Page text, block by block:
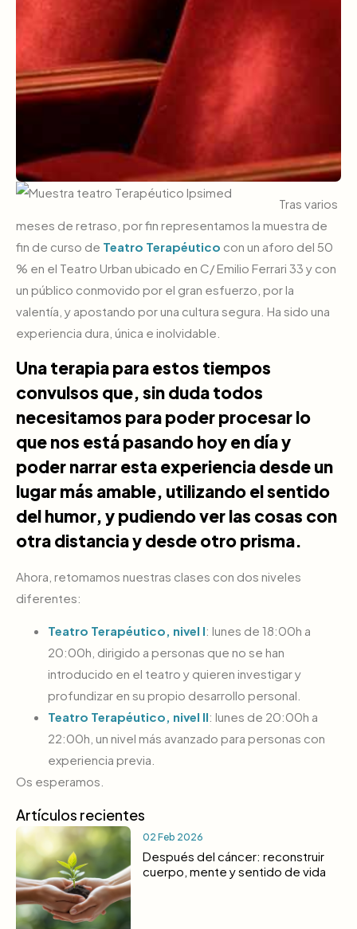
Tras varios
meses de retraso, por fin representamos la muestra de
fin de curso de Teatro Terapéutico con un aforo del 50
% en el Teatro Urban ubicado en C/ Emilio Ferrari 33 y con
un público conmovido por el gran esfuerzo, por la
valentía, y apostando por una cultura segura. Ha sido una
experiencia dura, única e inolvidable.
Una terapia para estos tiempos
convulsos que, sin duda todos
necesitamos para poder procesar lo
que nos está pasando hoy en día y
poder narrar esta experiencia desde un
lugar más amable, utilizando el sentido
del humor, y pudiendo ver las cosas con
otra distancia y desde otro prisma.
Ahora, retomamos nuestras clases con dos niveles
diferentes:
Teatro Terapéutico, nivel I: lunes de 18:00h a
20:00h, dirigido a personas que no se han
introducido en el teatro y quieren investigar y
profundizar en su propio desarrollo personal.
Teatro Terapéutico, nivel II: lunes de 20:00h a
22:00h, un nivel más avanzado para personas con
experiencia previa.
Os esperamos.
Artículos recientes
02 Feb 2026
Después del cáncer: reconstruir
cuerpo, mente y sentido de vida